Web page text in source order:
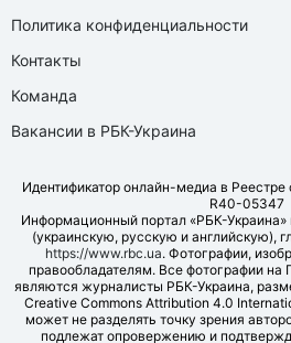
Политика конфиденциальности
Контакты
Команда
Вакансии в РБК-Украина
Идентификатор онлайн-медиа в
R40-05347
Информационный портал «РБК-
(украинскую, русскую и английскую),
https://www.rbc.ua. Фотографии,
правообладателям. Все фотографии на
являются журналисты РБК-Украина,
Creative Commons Attribution 4.0
может не разделять точку зрения
подлежат опровержению и